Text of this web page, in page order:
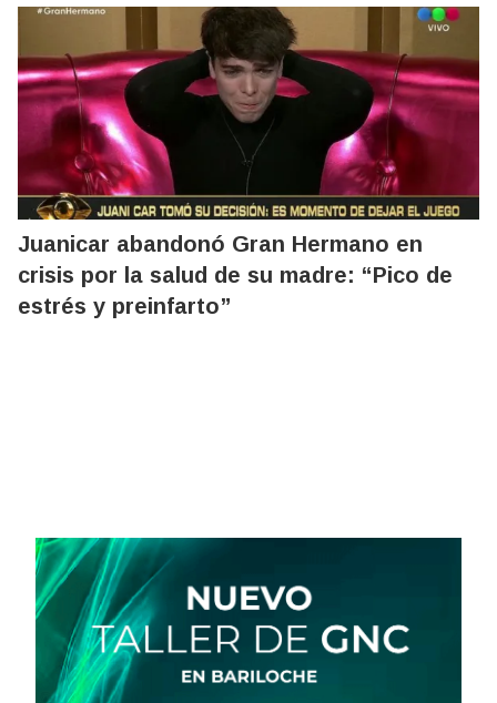
Juanicar abandonó Gran Hermano en
crisis por la salud de su madre: “Pico de
estrés y preinfarto”